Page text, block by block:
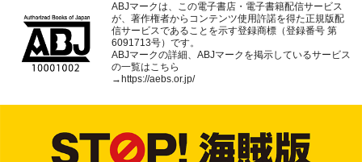
ABJマークは、この電子書店・電子書籍配信サービス
が、著作権者からコンテンツ使用許諾を得た正規版配
信サービスであることを示す登録商標（登録番号 第
6091713号）です。
ABJマークの詳細、ABJマークを掲示しているサービス
の一覧はこちら
→ https://aebs.or.jp/